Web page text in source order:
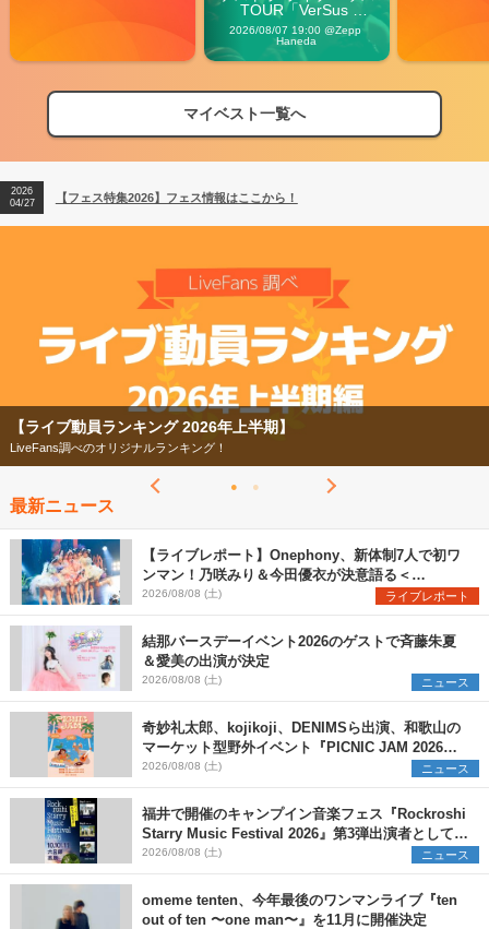
TOUR「VerSus
Carnival」
2026/08/07 19:00 @Zepp
Haneda
マイベスト一覧へ
【フェス特集2026】フェス情報はここから！
【ライブ動員ランキング】2026年上半期編発表！
2026
04/27
【フェス特集2026】フェス情報はここから！
2026
【フェス特集2026】
今年もフェスの季節がやってきた！
最新ニュース
【ライブレポート】Onephony、新体制7人で初ワ
ンマン！乃咲みり＆今田優衣が決意語る＜
Onephony新体制1st Oneman Live はじまりの夏
＞
2026/08/08 (土) ライブレポート
結那バースデーイベント2026のゲストで斉藤朱夏
＆愛美の出演が決定
2026/08/08 (土) ニュース
奇妙礼太郎、kojikoji、DENIMSら出演、和歌山の
マーケット型野外イベント『PICNIC JAM 2026』
早割チケット発売開始
2026/08/08 (土) ニュース
福井で開催のキャンプイン音楽フェス『Rockroshi
Starry Music Festival 2026』第3弾出演者として
SCOOBIE DO、かりゆし58、Reiを発表
2026/08/08 (土) ニュース
omeme tenten、今年最後のワンマンライブ『ten
out of ten 〜one man〜』を11月に開催決定